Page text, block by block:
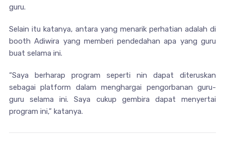
guru.
Selain itu katanya, antara yang menarik perhatian adalah di
booth Adiwira yang memberi pendedahan apa yang guru
buat selama ini.
“Saya berharap program seperti nin dapat diteruskan
sebagai platform dalam menghargai pengorbanan guru-
guru selama ini. Saya cukup gembira dapat menyertai
program ini,” katanya.